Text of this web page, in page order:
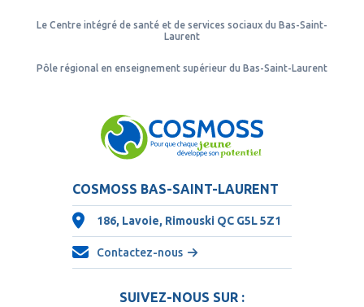
Le Centre intégré de santé et de services sociaux du Bas-Saint-
Laurent
Pôle régional en enseignement supérieur du Bas-Saint-Laurent
COSMOSS BAS-SAINT-LAURENT
186, Lavoie, Rimouski QC G5L 5Z1
Contactez-nous
SUIVEZ-NOUS SUR :